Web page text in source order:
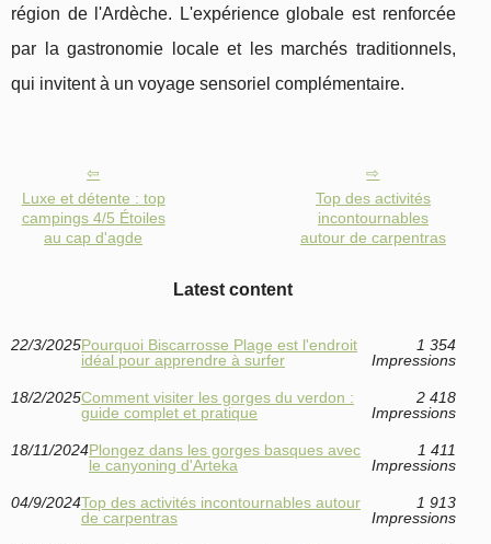
région de l'Ardèche. L'expérience globale est renforcée
par la gastronomie locale et les marchés traditionnels,
qui invitent à un voyage sensoriel complémentaire.
Luxe et détente : top
campings 4/5 Étoiles
au cap d'agde
Top des activités
incontournables
autour de carpentras
Latest content
22/3/2025Pourquoi Biscarrosse Plage est l'endroit
idéal pour apprendre à surfer
1 354
Impressions
18/2/2025Comment visiter les gorges du verdon :
guide complet et pratique
2 418
Impressions
18/11/2024Plongez dans les gorges basques avec
le canyoning d'Arteka
1 411
Impressions
04/9/2024Top des activités incontournables autour
de carpentras
1 913
Impressions